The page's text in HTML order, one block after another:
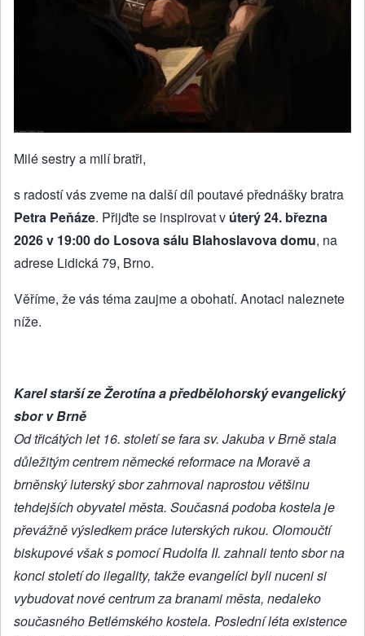
Milé sestry a milí bratři,
s radostí vás zveme na další díl poutavé přednášky bratra
Petra Peňáze. Přijďte se inspirovat v úterý 24. března
2026 v 19:00 do Losova sálu Blahoslavova domu, na
adrese Lidická 79, Brno.
Věříme, že vás téma zaujme a obohatí. Anotaci naleznete
níže.
Karel starší ze Žerotína a předbělohorský evangelický
sbor v Brně
Od třicátých let 16. století se fara sv. Jakuba v Brně stala
důležitým centrem německé reformace na Moravě a
brněnský luterský sbor zahrnoval naprostou většinu
tehdejších obyvatel města. Současná podoba kostela je
převážně výsledkem práce luterských rukou. Olomoučtí
biskupové však s pomocí Rudolfa II. zahnali tento sbor na
konci století do ilegality, takže evangelíci byli nuceni si
vybudovat nové centrum za branami města, nedaleko
současného Betlémského kostela. Poslední léta existence